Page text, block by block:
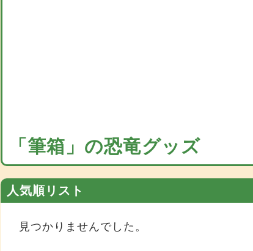
「筆箱」の恐竜グッズ
人気順リスト
見つかりませんでした。